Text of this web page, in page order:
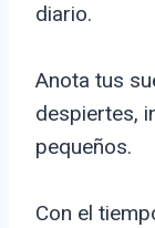
diario.
Anota tus
despiertes,
pequeños.
Con el